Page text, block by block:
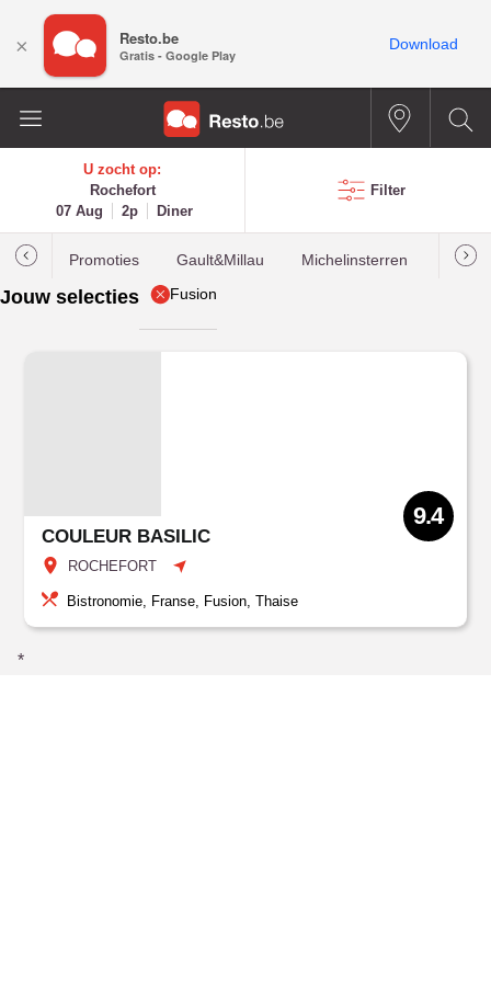
U zocht op:
Rochefort
07 Aug
2p Diner
Filter
Promoties Gault&Millau Michelinsterren
Jouw selecties Fusion
COULEUR BASILIC
ROCHEFORT
9.4
Bistronomie, Franse, Fusion, Thaise
*
× Resto.be
Gratis - Google Play
Download